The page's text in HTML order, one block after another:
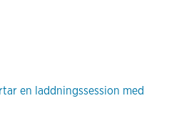
en laddningssession med